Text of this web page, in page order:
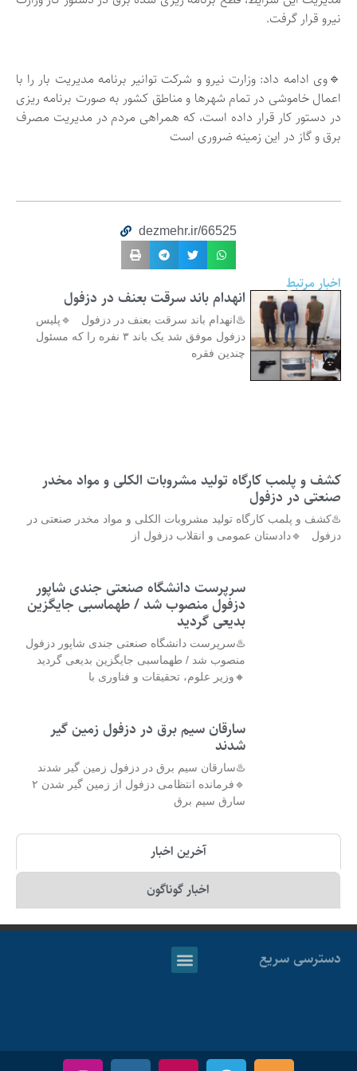
نیرو قرار گرفت.
🔹وی ادامه داد: وزارت نیرو و شرکت توانیر برنامه مدیریت بار را با
اعمال خاموشی در تمام شهرها و مناطق کشور به صورت برنامه ریزی
در دستور کار قرار داده است، که همراهی مردم در مدیریت مصرف
برق و گاز در این زمینه ضروری است
dezmehr.ir/66525
اخبار مرتبط
انهدام باند سرقت بعنف در دزفول
♨️انهدام باند سرقت بعنف در دزفول 🔹پلیس
دزفول موفق شد یک باند ۳ نفره را که مسئول
چندین فقره
کشف و پلمب کارگاه تولید مشروبات الکلی و مواد مخدر
صنعتی در دزفول
♨️کشف و پلمب کارگاه تولید مشروبات الکلی و مواد مخدر صنعتی در
دزفول 🔹دادستان عمومی و انقلاب دزفول از
سرپرست دانشگاه صنعتی جندی شاپور
دزفول منصوب شد / طهماسبی جایگزین
بدیعی گردید
♨️سرپرست دانشگاه صنعتی جندی شاپور دزفول
منصوب شد / طهماسبی جایگزین بدیعی گردید
🔸وزیر علوم، تحقیقات و فناوری با
سارقان سیم برق در دزفول زمین گیر
شدند
♨️سارقان سیم برق در دزفول زمین گیر شدند
🔹فرمانده انتظامی دزفول از زمین گیر شدن ۲
سارق سیم برق
آخرین اخبار
اخبار گوناگون
دسترسی سریع